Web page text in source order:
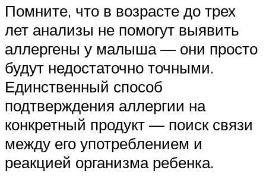
Помните, что в возрасте до трех
лет анализы не помогут выявить
аллергены у малыша — они просто
будут недостаточно точными.
Единственный способ
подтверждения аллергии на
конкретный продукт — поиск связи
между его употреблением и
реакцией организма ребенка.